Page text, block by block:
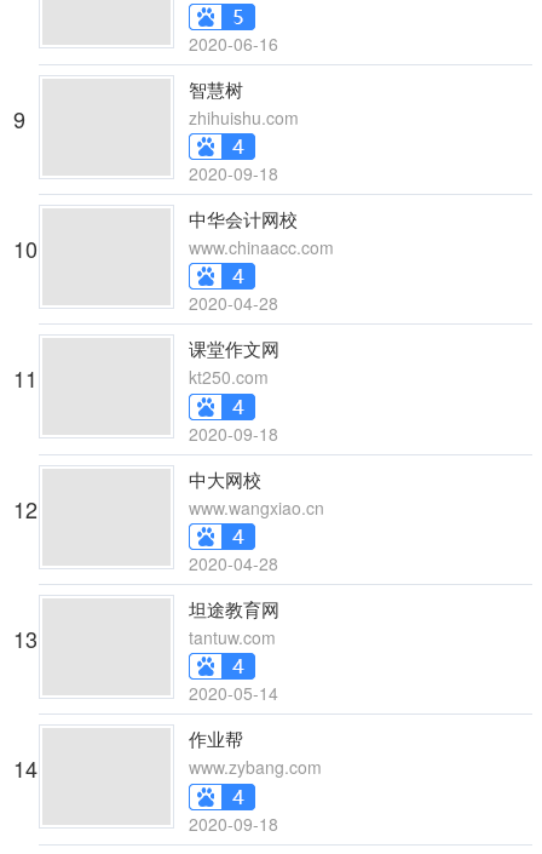
2020-06-16
9
智慧树
zhihuishu.com
2020-09-18
10
中华会计网校
www.chinaacc.com
2020-04-28
11
课堂作文网
kt250.com
2020-09-18
12
中大网校
www.wangxiao.cn
2020-04-28
13
坦途教育网
tantuw.com
2020-05-14
14
作业帮
www.zybang.com
2020-09-18